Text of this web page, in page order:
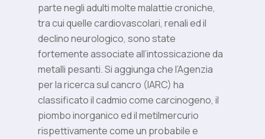
parte negli adulti molte malattie croniche,
tra cui quelle cardiovascolari, renali ed il
declino neurologico, sono state
fortemente associate all’intossicazione da
metalli pesanti. Si aggiunga che l’Agenzia
per la ricerca sul cancro (IARC) ha
classificato il cadmio come carcinogeno, il
piombo inorganico ed il metilmercurio
rispettivamente come un probabile e